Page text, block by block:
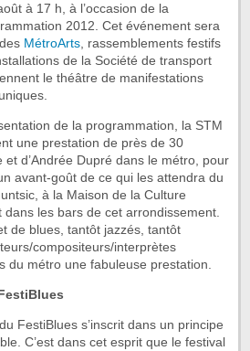
à 17 h, à l’occasion de la
2012. Cet événement sera
MétroArts, rassemblements festifs
de la Société de transport
le théâtre de manifestations
de la programmation, la STM
une prestation de près de 30
et d’Andrée Dupré dans le métro, pour
avant-goût de ce qui les attendra du
à la Maison de la Culture
dans les bars de cet arrondissement.
de blues, tantôt jazzés, tantôt
compositeurs/interprètes
du métro une fabuleuse prestation.
FestiBlues s’inscrit dans un principe
C’est dans cet esprit que le festival